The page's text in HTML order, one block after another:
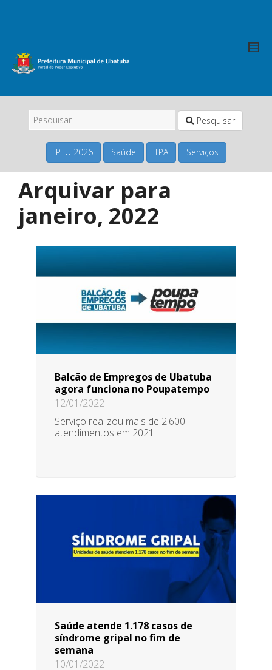
Pesquisar
IPTU 2026 Saúde TPA Serviços
Arquivar para
janeiro, 2022
Balcão de Empregos de Ubatuba
agora funciona no Poupatempo
12/01/2022
Serviço realizou mais de 2.600
atendimentos em 2021
Saúde atende 1.178 casos de
síndrome gripal no fim de
semana
10/01/2022